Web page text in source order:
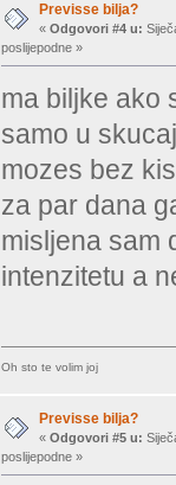
Previsse bilja?
« Odgovori #4 u:
poslijepodne »
ma biljke ako
samo u
mozes bez
za par dana
misljena sam
intenzitetu a
Oh sto te volim joj
Previsse bilja?
« Odgovori #5 u:
poslijepodne »